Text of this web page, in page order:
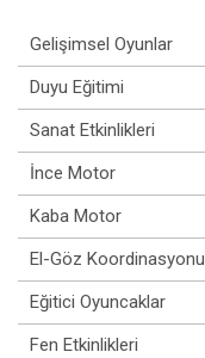
Gelişimsel Oyunlar
Duyu Eğitimi
Sanat Etkinlikleri
İnce Motor
Kaba Motor
El-Göz Koordinasyonu
Eğitici Oyuncaklar
Fen Etkinlikleri